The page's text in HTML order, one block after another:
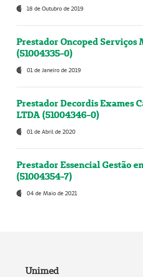
18 de Outubro de 2019
Prestador Oncoped Serviços
(51004335-0)
01 de Janeiro de 2019
Prestador Decordis Exames
LTDA (51004346-0)
01 de Abril de 2020
Prestador Essencial Gestão
(51004354-7)
04 de Maio de 2021
Unimed